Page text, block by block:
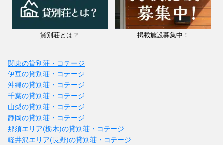
貸別荘とは？ 掲載施設募集中！
関東の貸別荘・コテージ
伊豆の貸別荘・コテージ
沖縄の貸別荘・コテージ
千葉の貸別荘・コテージ
山梨の貸別荘・コテージ
静岡の貸別荘・コテージ
那須エリア(栃木)の貸別荘・コテージ
軽井沢エリア(長野)の貸別荘・コテージ